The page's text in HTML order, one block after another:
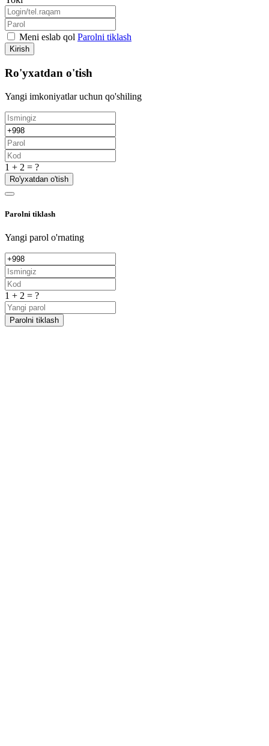
Meni eslab qol Parolni tiklash
Kirish
Ro'yxatdan o'tish
Yangi imkoniyatlar uchun qo'shiling
1 + 2 = ?
Ro'yxatdan o'tish
Parolni tiklash
Yangi parol o'rnating
1 + 2 = ?
Parolni tiklash